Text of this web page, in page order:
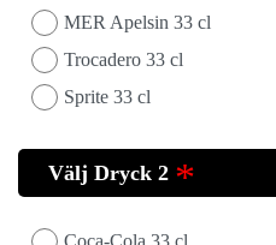
MER Apelsin 33 cl
Trocadero 33 cl
Sprite 33 cl
Välj Dryck 2
Coca-Cola 33 cl